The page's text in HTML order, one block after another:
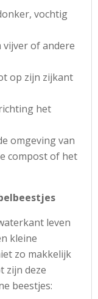
vochtig
of andere
op zijn zijkant
het
omgeving van
compost of het
leven
kleine
zo makkelijk
zijn deze
beestjes: